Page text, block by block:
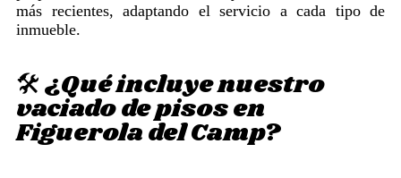
más recientes, adaptando el servicio a cada tipo de
inmueble.
🛠️ ¿Qué incluye nuestro
vaciado de pisos en
Figuerola del Camp?